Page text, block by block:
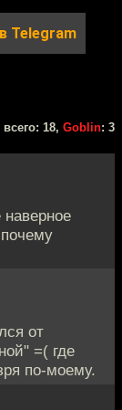
Telegram
всего: 18, Goblin: 3
от
=( где
по-моему.